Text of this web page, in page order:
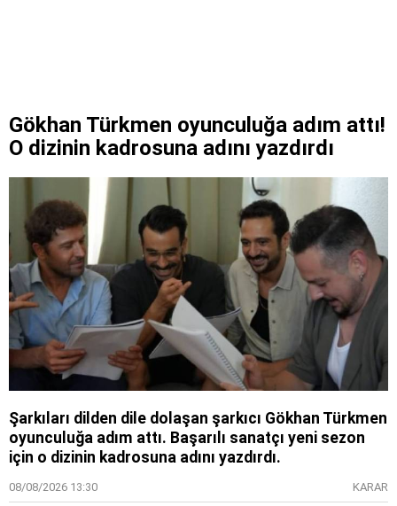
Gökhan Türkmen oyunculuğa adım attı!
O dizinin kadrosuna adını yazdırdı
Şarkıları dilden dile dolaşan şarkıcı Gökhan Türkmen
oyunculuğa adım attı. Başarılı sanatçı yeni sezon
için o dizinin kadrosuna adını yazdırdı.
08/08/2026 13:30 KARAR